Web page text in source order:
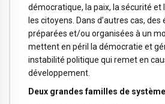
démocratique, la paix, la sécurité et
les citoyens. Dans d’autres cas, des
préparées et/ou organisées à un
mettent en péril la démocratie et
instabilité politique qui remet en
développement.
Deux grandes familles de